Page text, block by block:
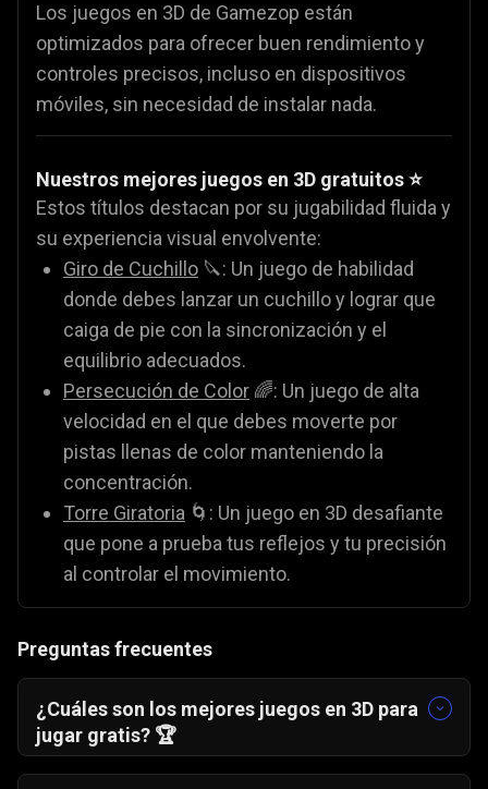
Los juegos en 3D de Gamezop están
optimizados para ofrecer buen rendimiento y
controles precisos, incluso en dispositivos
móviles, sin necesidad de instalar nada.
Nuestros mejores juegos en 3D gratuitos ⭐
Estos títulos destacan por su jugabilidad fluida y
su experiencia visual envolvente:
Giro de Cuchillo 🔪: Un juego de habilidad
donde debes lanzar un cuchillo y lograr que
caiga de pie con la sincronización y el
equilibrio adecuados.
Persecución de Color 🌈: Un juego de alta
velocidad en el que debes moverte por
pistas llenas de color manteniendo la
concentración.
Torre Giratoria 🌀: Un juego en 3D desafiante
que pone a prueba tus reflejos y tu precisión
al controlar el movimiento.
Preguntas frecuentes
¿Cuáles son los mejores juegos en 3D para
jugar gratis? 🏆
Gamezop ofrece varios juegos en 3D gratuitos